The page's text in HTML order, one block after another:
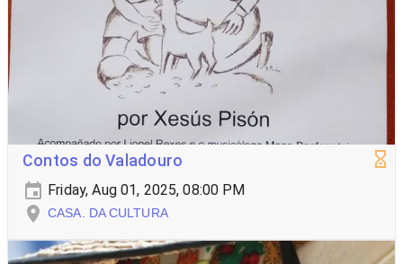
Contos do Valadouro
Friday, Aug 01, 2025, 08:00 PM
CASA. DA CULTURA